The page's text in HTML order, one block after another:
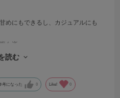
めにもできるし、カジュアルにも
も楽。
わせて、スニーカーとかスポーツ
読む
考になった 0 Like! 0